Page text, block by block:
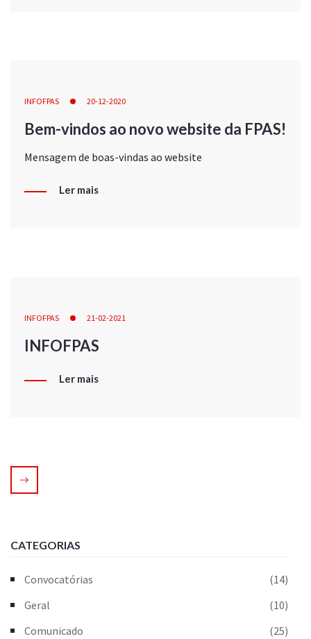
INFOFPAS 20-12-2020
Bem-vindos ao novo website da FPAS!
Mensagem de boas-vindas ao website
Ler mais
INFOFPAS 21-02-2021
INFOFPAS
Ler mais
CATEGORIAS
Convocatórias
(14)
Geral
(10)
Comunicado
(25)